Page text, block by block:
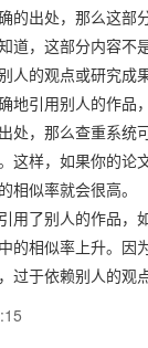
的出处，那么这部
道，这部分内容不
人的观点或研究成果
地引用别人的作品
处，那么查重系统
这样，如果你的论
相似率就会很高。
用了别人的作品，
的相似率上升。因
过于依赖别人的观